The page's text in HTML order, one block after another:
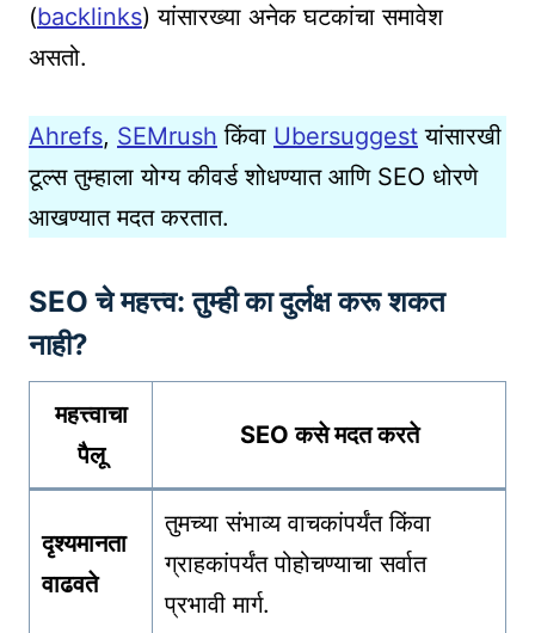
(backlinks) यांसारख्या अनेक घटकांचा समावेश
असतो.
Ahrefs, SEMrush किंवा Ubersuggest यांसारखी
टूल्स तुम्हाला योग्य कीवर्ड शोधण्यात आणि SEO धोरणे
आखण्यात मदत करतात.
SEO चे महत्त्व: तुम्ही का दुर्लक्ष करू शकत
नाही?
महत्त्वाचा
पैलू
SEO कसे मदत करते
दृश्यमानता
वाढवते
तुमच्या संभाव्य वाचकांपर्यंत किंवा
ग्राहकांपर्यंत पोहोचण्याचा सर्वात
प्रभावी मार्ग.